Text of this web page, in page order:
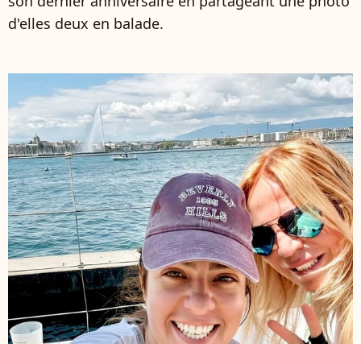
d'elles deux en balade.